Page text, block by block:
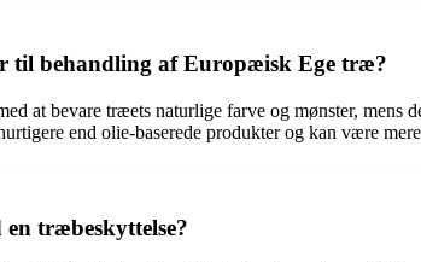
til behandling af Europæisk Ege træ?
at bevare træets naturlige farve og mønster, mens
end olie-baserede produkter og kan være
træbeskyttelse?